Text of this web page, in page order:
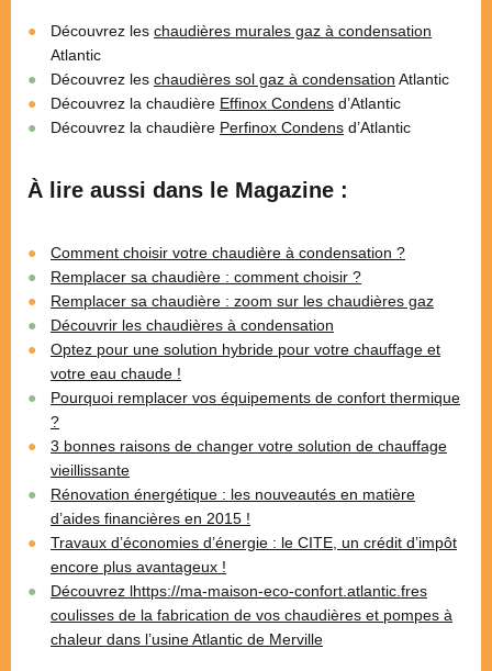
Découvrez les chaudières murales gaz à condensation
Atlantic
Découvrez les chaudières sol gaz à condensation Atlantic
Découvrez la chaudière Effinox Condens d’Atlantic
Découvrez la chaudière Perfinox Condens d’Atlantic
À lire aussi dans le Magazine :
Comment choisir votre chaudière à condensation ?
Remplacer sa chaudière : comment choisir ?
Remplacer sa chaudière : zoom sur les chaudières gaz
Découvrir les chaudières à condensation
Optez pour une solution hybride pour votre chauffage et
votre eau chaude !
Pourquoi remplacer vos équipements de confort thermique
?
3 bonnes raisons de changer votre solution de chauffage
vieillissante
Rénovation énergétique : les nouveautés en matière
d’aides financières en 2015 !
Travaux d’économies d’énergie : le CITE, un crédit d’impôt
encore plus avantageux !
Découvrez lhttps://ma-maison-eco-confort.atlantic.fres
coulisses de la fabrication de vos chaudières et pompes à
chaleur dans l’usine Atlantic de Merville